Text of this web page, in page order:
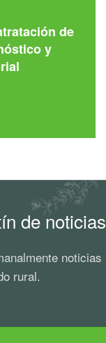
de
y
de noticias
noticias
rural.